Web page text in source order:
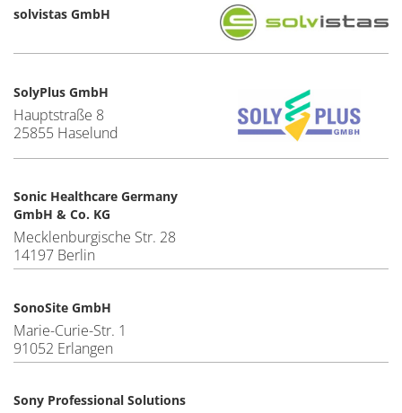
solvistas GmbH
SolyPlus GmbH
Hauptstraße 8
25855 Haselund
Sonic Healthcare Germany
GmbH & Co. KG
Mecklenburgische Str. 28
14197 Berlin
SonoSite GmbH
Marie-Curie-Str. 1
91052 Erlangen
Sony Professional Solutions